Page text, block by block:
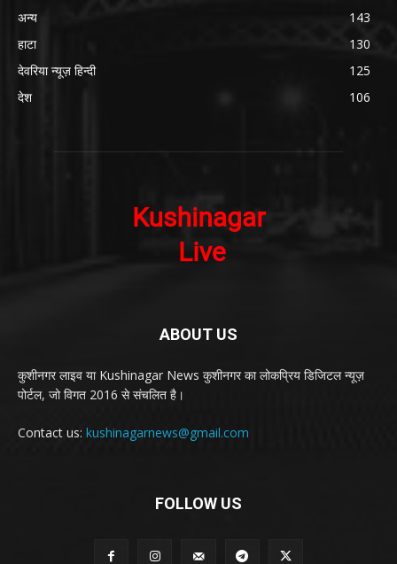
अन्य
143
हाटा
130
देवरिया न्यूज़ हिन्दी
125
देश
106
ABOUT US
कुशीनगर लाइव या Kushinagar News कुशीनगर का लोकप्रिय डिजिटल न्यूज़
पोर्टल, जो विगत 2016 से संचलित है।
Contact us: kushinagarnews@gmail.com
FOLLOW US